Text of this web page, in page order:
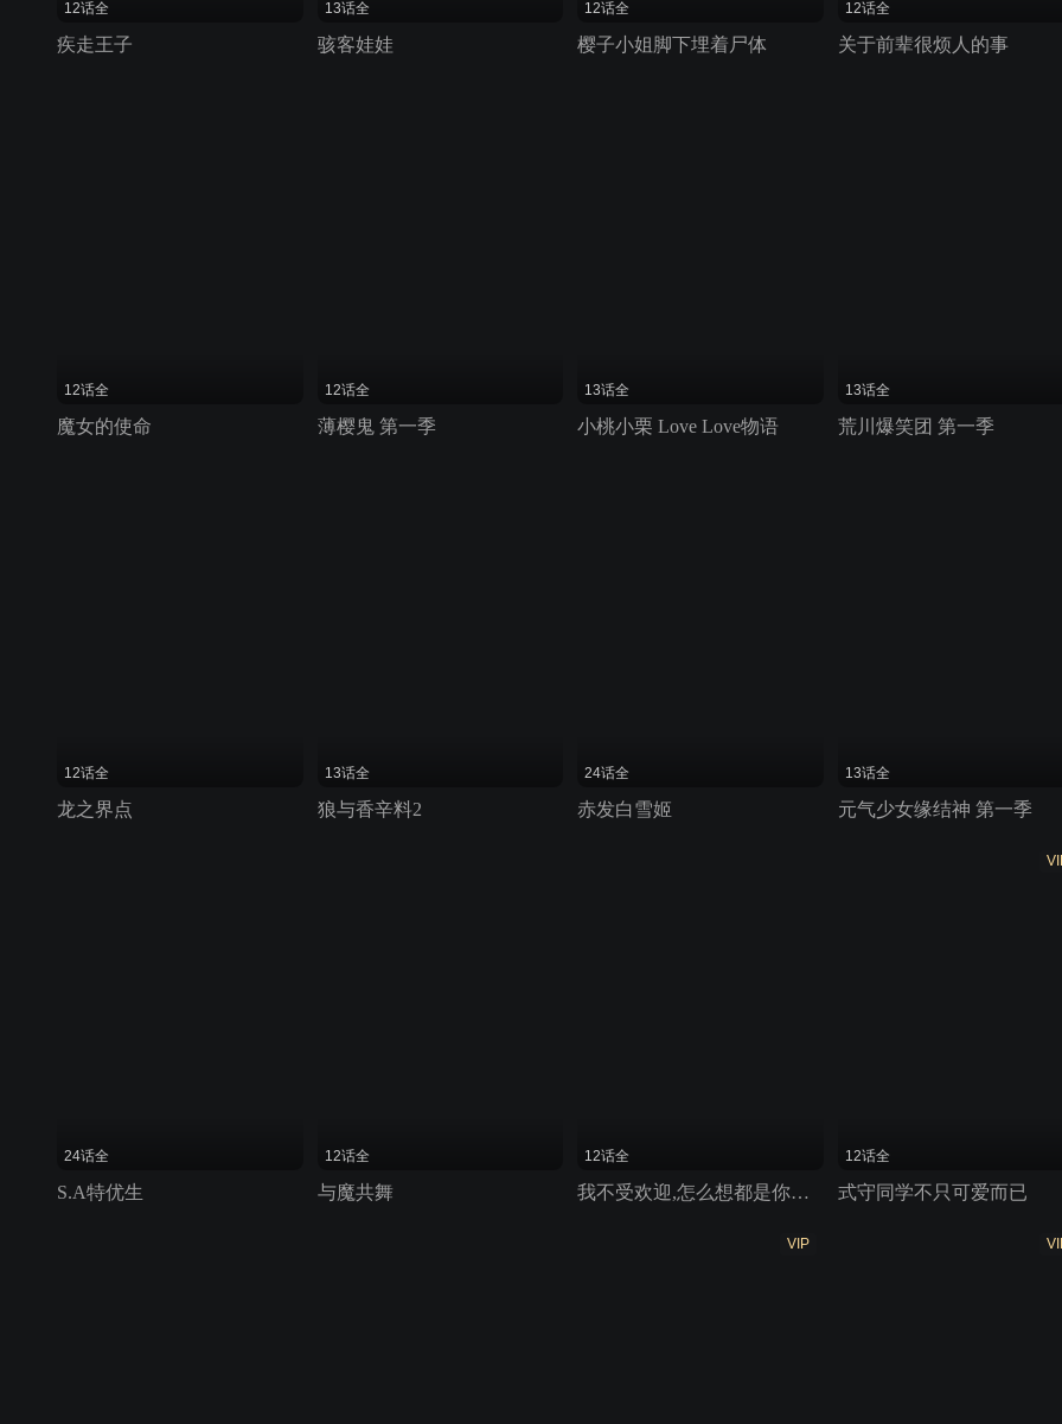
12话全
疾走王子
13话全
骇客娃娃
12话全
樱子小姐脚下埋着尸体
12话全
关于前辈很烦人的事
12话全
魔女的使命
12话全
薄樱鬼 第一季
13话全
小桃小栗 Love Love物语
13话全
荒川爆笑团 第一季
12话全
龙之界点
13话全
狼与香辛料2
24话全
赤发白雪姬
13话全
元气少女缘结神 第一季
24话全
S.A特优生
12话全
与魔共舞
12话全
我不受欢迎,怎么想都是你们的错!
12话全
式守同学不只可爱而已
VIP